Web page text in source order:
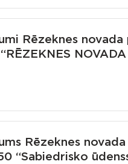
Rēzeknes
Rēzeknes
“Sabiedrisko